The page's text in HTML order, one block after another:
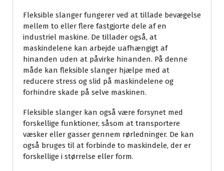
Fleksible slanger fungerer ved at tillade bevægelse
mellem to eller flere fastgjorte dele af en
industriel maskine. De tillader også, at
maskindelene kan arbejde uafhængigt af
hinanden uden at påvirke hinanden. På denne
måde kan fleksible slanger hjælpe med at
reducere stress og slid på maskindelene og
forhindre skade på selve maskinen.
Fleksible slanger kan også være forsynet med
forskellige funktioner, såsom at transportere
væsker eller gasser gennem rørledninger. De kan
også bruges til at forbinde to maskindele, der er
forskellige i størrelse eller form.